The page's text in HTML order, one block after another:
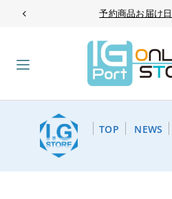
TRANSLATION MISSING:予約商品お届け
TOP NEWS